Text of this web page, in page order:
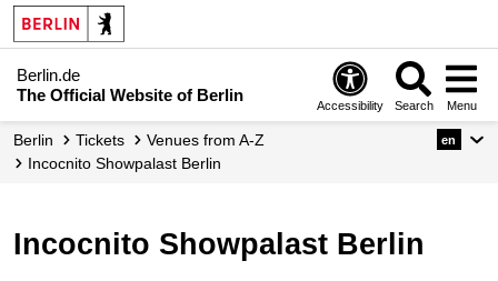
Berlin.de
The Official Website of Berlin
Accessibility Search Menu
Berlin Tickets
Venues from A-Z
Incocnito Showpalast Berlin
en
Incocnito Showpalast Berlin